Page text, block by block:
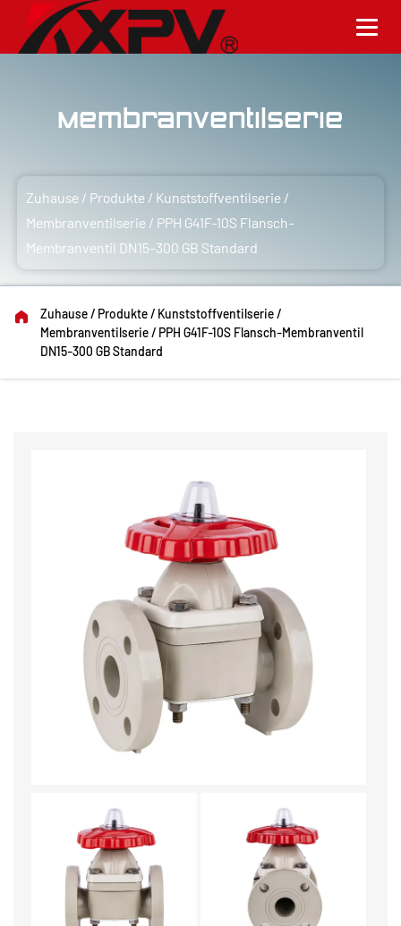
Membranventilserie
Zuhause / Produkte / Kunststoffventilserie /
Membranventilserie / PPH G41F-10S Flansch-
Membranventil DN15-300 GB Standard
Zuhause/ Produkte/ Kunststoffventilserie/
Membranventilserie/ PPH G41F-10S Flansch-Membranventil
DN15-300 GB Standard